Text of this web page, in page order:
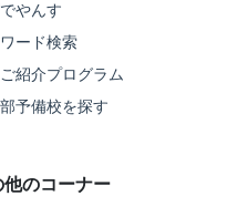
やんす
ード検索
紹介プログラム
予備校を探す
他のコーナー